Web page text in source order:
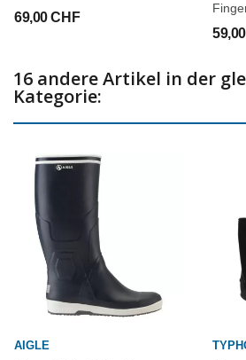
69,00 CHF
16 andere Artikel in der
Kategorie:
AIGLE